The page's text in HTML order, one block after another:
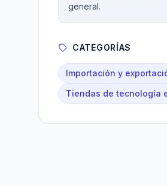
general.
CATEGORÍAS
Importación y
Tiendas de tecnología